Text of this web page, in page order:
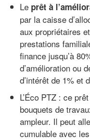
Le prêt à
par la caisse
aux propriétaires
prestations
finance jusqu’à
d’amélioration ou
d’intérêt de 1% et
L’Éco PTZ : ce
bouquets de
ampleur. Il peut
cumulable avec